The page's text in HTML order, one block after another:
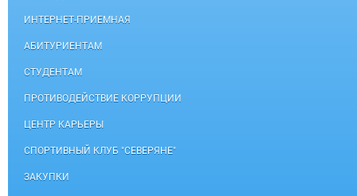
ИНТЕРНЕТ-ПРИЕМНАЯ
АБИТУРИЕНТАМ
СТУДЕНТАМ
ПРОТИВОДЕЙСТВИЕ КОРРУПЦИИ
ЦЕНТР КАРЬЕРЫ
СПОРТИВНЫЙ КЛУБ "СЕВЕРЯНЕ"
ЗАКУПКИ